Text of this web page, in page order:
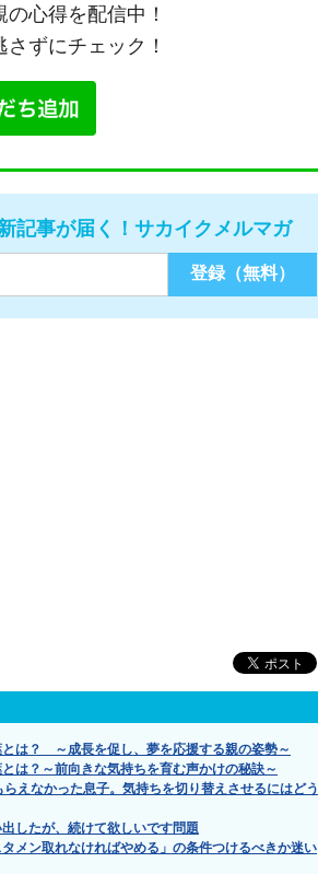
心得を配信中！
ずにチェック！
記事が届く！サカイクメルマガ
は？ ～成長を促し、夢を応援する親の姿勢～
は？～前向きな気持ちを育む声かけの秘訣～
えなかった息子。気持ちを切り替えさせるにはどう
したが、続けて欲しいです問題
メン取れなければやめる」の条件つけるべきか迷い